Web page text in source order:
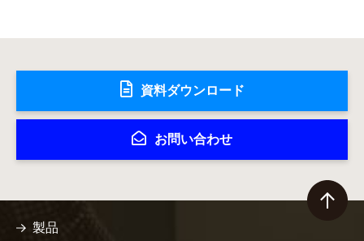
資料ダウンロード
お問い合わせ
製品